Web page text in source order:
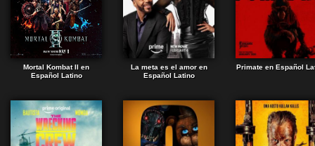
Mortal Kombat II en
Español Latino
La meta es el amor en
Español Latino
Primate en Español